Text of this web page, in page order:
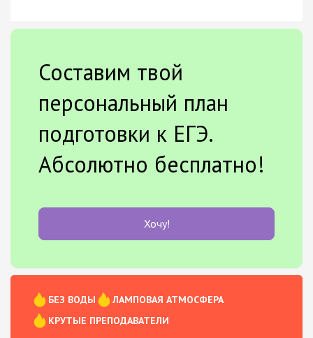
Составим твой
персональный план
подготовки к ЕГЭ.
Абсолютно бесплатно!
Хочу!
БЕЗ ВОДЫ
ЛАМПОВАЯ АТМОСФЕРА
КРУТЫЕ ПРЕПОДАВАТЕЛИ